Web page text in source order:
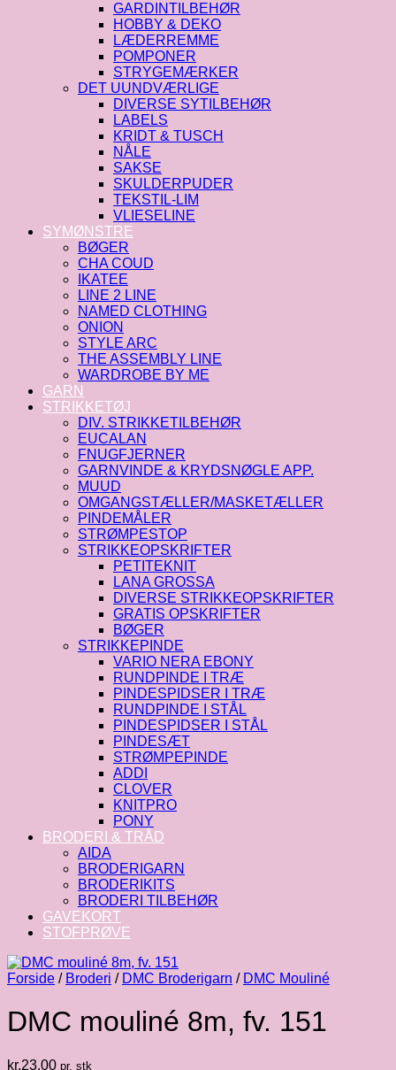
GARDINTILBEHØR
HOBBY & DEKO
LÆDERREMME
POMPONER
STRYGEMÆRKER
DET UUNDVÆRLIGE
DIVERSE SYTILBEHØR
LABELS
KRIDT & TUSCH
NÅLE
SAKSE
SKULDERPUDER
TEKSTIL-LIM
VLIESELINE
SYMØNSTRE
BØGER
CHA COUD
IKATEE
LINE 2 LINE
NAMED CLOTHING
ONION
STYLE ARC
THE ASSEMBLY LINE
WARDROBE BY ME
GARN
STRIKKETØJ
DIV. STRIKKETILBEHØR
EUCALAN
FNUGFJERNER
GARNVINDE & KRYDSNØGLE APP.
MUUD
OMGANGSTÆLLER/MASKETÆLLER
PINDEMÅLER
STRØMPESTOP
STRIKKEOPSKRIFTER
PETITEKNIT
LANA GROSSA
DIVERSE STRIKKEOPSKRIFTER
GRATIS OPSKRIFTER
BØGER
STRIKKEPINDE
VARIO NERA EBONY
RUNDPINDE I TRÆ
PINDESPIDSER I TRÆ
RUNDPINDE I STÅL
PINDESPIDSER I STÅL
PINDESÆT
STRØMPEPINDE
ADDI
CLOVER
KNITPRO
PONY
BRODERI & TRÅD
AIDA
BRODERIGARN
BRODERIKITS
BRODERI TILBEHØR
GAVEKORT
STOFPRØVE
Forside / Broderi / DMC Broderigarn / DMC Mouliné
DMC mouliné 8m, fv. 151
kr.23.00 pr. stk